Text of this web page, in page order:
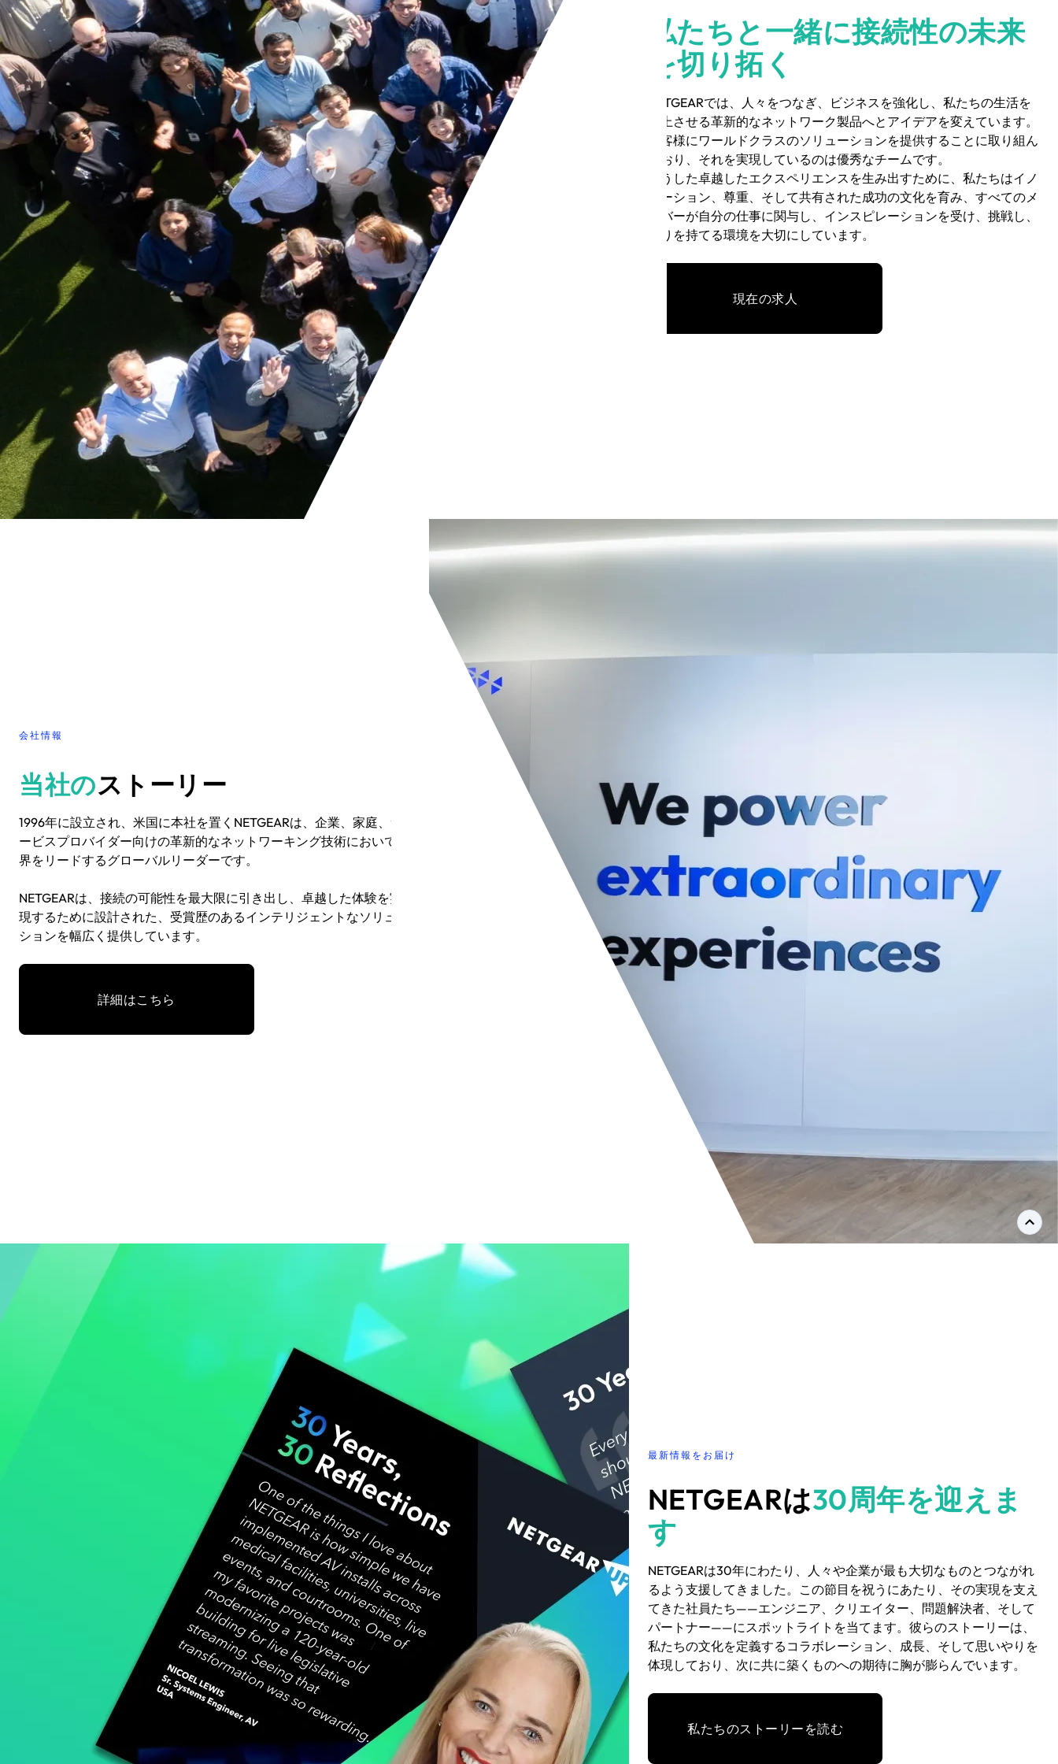
私たちと一緒に接続性の未来
を切り拓く
NETGEARでは、人々をつなぎ、ビジネスを強化し、私たちの生活を
向上させる革新的なネットワーク製品へとアイデアを変えています。
お客様にワールドクラスのソリューションを提供することに取り組ん
でおり、それを実現しているのは優秀なチームです。
こうした卓越したエクスペリエンスを生み出すために、私たちはイノ
ベーション、尊重、そして共有された成功の文化を育み、すべてのメ
ンバーが自分の仕事に関与し、インスピレーションを受け、挑戦し、
誇りを持てる環境を大切にしています。
現在の求人
会社情報
当社のストーリー
1996年に設立され、米国に本社を置くNETGEARは、企業、家庭、サ
ービスプロバイダー向けの革新的なネットワーキング技術において世
界をリードするグローバルリーダーです。
NETGEARは、接続の可能性を最大限に引き出し、卓越した体験を実
現するために設計された、受賞歴のあるインテリジェントなソリュー
ションを幅広く提供しています。
詳細はこちら
最新情報をお届け
NETGEARは30周年を迎えま
す
NETGEARは30年にわたり、人々や企業が最も大切なものとつながれ
るよう支援してきました。この節目を祝うにあたり、その実現を支え
てきた社員たち——エンジニア、クリエイター、問題解決者、そして
パートナー——にスポットライトを当てます。彼らのストーリーは、
私たちの文化を定義するコラボレーション、成長、そして思いやりを
体現しており、次に共に築くものへの期待に胸が膨らんでいます。
私たちのストーリーを読む